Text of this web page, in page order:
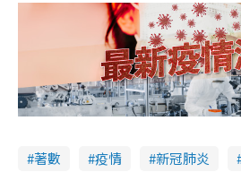
著數 疫情 新冠肺炎